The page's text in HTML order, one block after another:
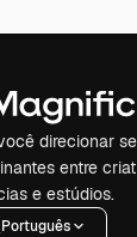
direcionar
entre
e estúdios.
Português